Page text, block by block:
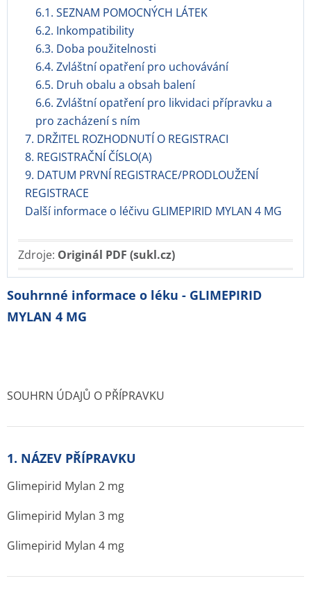
6.1. SEZNAM POMOCNÝCH LÁTEK
6.2. Inkompatibility
6.3. Doba použitelnosti
6.4. Zvláštní opatření pro uchovávání
6.5. Druh obalu a obsah balení
6.6. Zvláštní opatření pro likvidaci přípravku a
pro zacházení s ním
7. DRŽITEL ROZHODNUTÍ O REGISTRACI
8. REGISTRAČNÍ ČÍSLO(A)
9. DATUM PRVNÍ REGISTRACE/PRODLOUŽENÍ
REGISTRACE
Další informace o léčivu GLIMEPIRID MYLAN 4 MG
Zdroje: Originál PDF (sukl.cz)
Souhrnné informace o léku - GLIMEPIRID
MYLAN 4 MG
SOUHRN ÚDAJŮ O PŘÍPRAVKU
1. NÁZEV PŘÍPRAVKU
Glimepirid Mylan 2 mg
Glimepirid Mylan 3 mg
Glimepirid Mylan 4 mg